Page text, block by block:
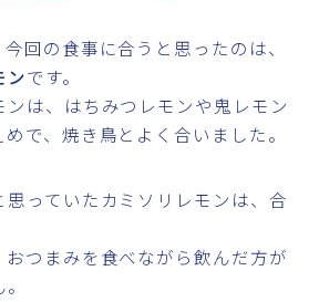
回の食事に合うと思ったのは、
ンです。
は、はちみつレモンや鬼レモン
で、焼き鳥とよく合いました。
っていたカミソリレモンは、合
おつまみを食べながら飲んだ方が